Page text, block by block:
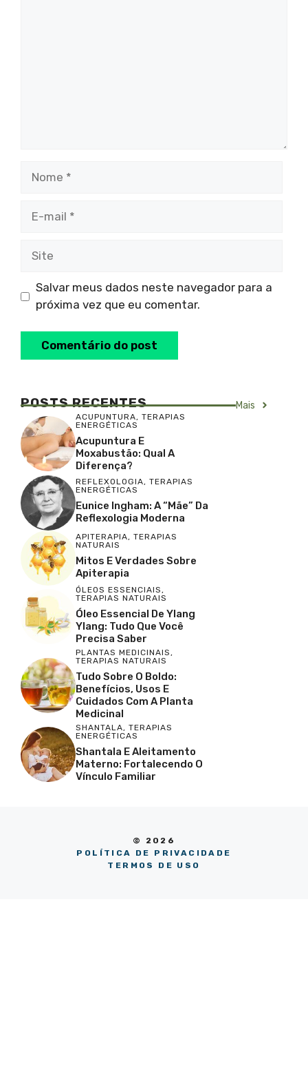
Salvar meus dados neste navegador para a
próxima vez que eu comentar.
POSTS RECENTES Mais
ACUPUNTURA, TERAPIAS
ENERGÉTICAS
Acupuntura E
Moxabustão: Qual A
Diferença?
REFLEXOLOGIA, TERAPIAS
ENERGÉTICAS
Eunice Ingham: A “Mãe” Da
Reflexologia Moderna
APITERAPIA, TERAPIAS
NATURAIS
Mitos E Verdades Sobre
Apiterapia
ÓLEOS ESSENCIAIS,
TERAPIAS NATURAIS
Óleo Essencial De Ylang
Ylang: Tudo Que Você
Precisa Saber
PLANTAS MEDICINAIS,
TERAPIAS NATURAIS
Tudo Sobre O Boldo:
Benefícios, Usos E
Cuidados Com A Planta
Medicinal
SHANTALA, TERAPIAS
ENERGÉTICAS
Shantala E Aleitamento
Materno: Fortalecendo O
Vínculo Familiar
© 2026
POLÍTICA DE PRIVACIDADE
TERMOS DE USO